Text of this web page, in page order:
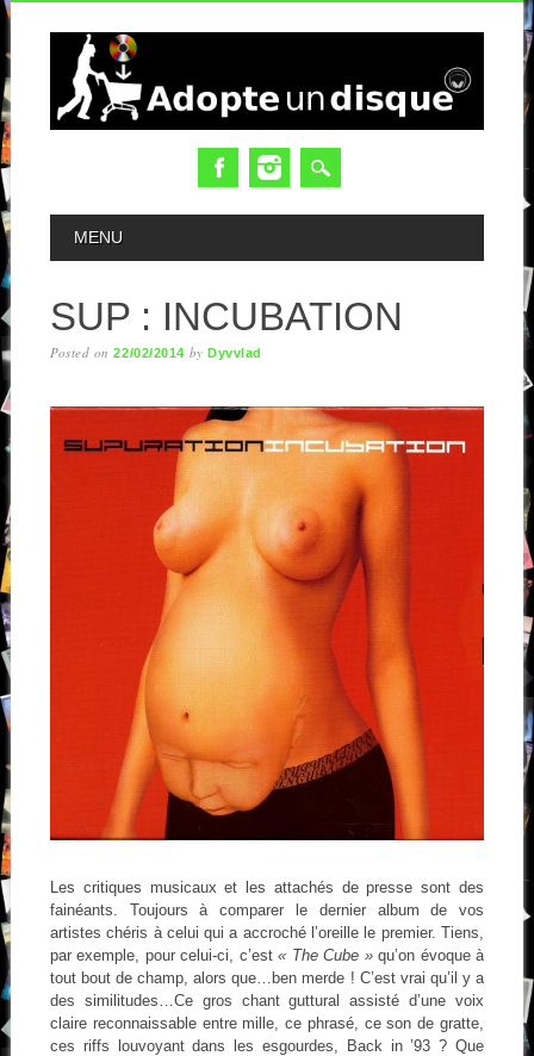
MAIN MENU
MENU
SUP : INCUBATION
Posted on22/02/2014 byDyvvlad
Les critiques musicaux et les attachés de presse sont des
fainéants. Toujours à comparer le dernier album de vos
artistes chéris à celui qui a accroché l’oreille le premier. Tiens,
par exemple, pour celui-ci, c’est« The Cube »qu’on évoque à
tout bout de champ, alors que…ben merde ! C’est vrai qu’il y a
des similitudes…Ce gros chant guttural assisté d’une voix
claire reconnaissable entre mille, ce phrasé, ce son de gratte,
ces riffs louvoyant dans les esgourdes, Back in ’93 ? Que